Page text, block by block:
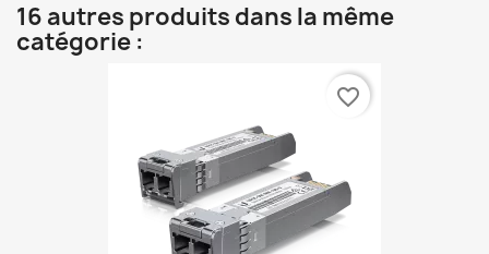
16 autres produits dans la même
catégorie :
favorite_border